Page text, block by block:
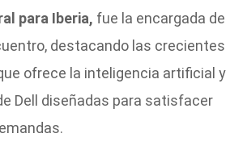
para Iberia, fue la encargada de
destacando las crecientes
ofrece la inteligencia artificial y
Dell diseñadas para satisfacer